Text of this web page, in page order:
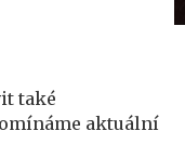
také
aktuální